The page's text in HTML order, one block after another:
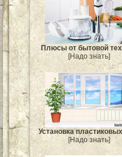
Плюсы от бытовой
[Надо знать]
Установка
[Надо знать]